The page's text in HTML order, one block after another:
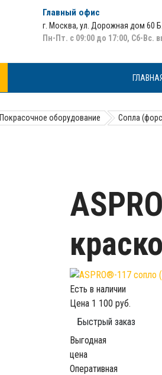
Главный офис
г. Москва,ул. Дорожная дом 60 Б
Пн-Пт. с 09:00 до 17:00, Сб-Вс.
ГЛАВНАЯ
Покрасочное оборудование Сопла
Есть в наличии
Цена 1 100 руб.
Быстрый заказ
Выгодная
цена
Оперативная